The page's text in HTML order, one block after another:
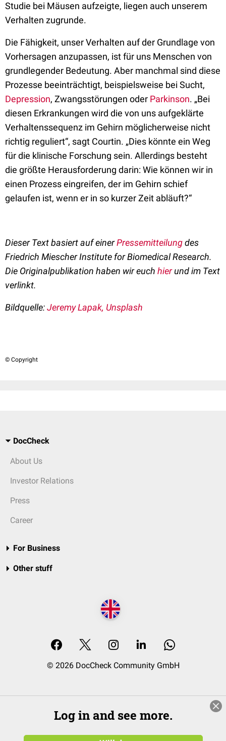
Studie bei Mäusen aufzeigte, liegen auch unserem
Verhalten zugrunde.
Die Fähigkeit, unser Verhalten auf der Grundlage von
Vorhersagen anzupassen, ist für uns Menschen von
grundlegender Bedeutung. Aber manchmal sind diese
Prozesse beeinträchtigt, beispielsweise bei Sucht,
Depression, Zwangsstörungen oder Parkinson. „Bei
diesen Erkrankungen wird die von uns aufgeklärte
Verhaltenssequenz im Gehirn möglicherweise nicht
richtig reguliert“, sagt Courtin. „Dies könnte ein Weg
für die klinische Forschung sein. Allerdings besteht
die größte Herausforderung darin: Wie können wir in
einen Prozess eingreifen, der im Gehirn schief
gelaufen ist, wenn er in so kurzer Zeit abläuft?“
Dieser Text basiert auf einerPressemitteilungdes
Friedrich Miescher Institute for Biomedical Research.
Die Originalpublikation haben wir euch hierund im Text
verlinkt.
Bildquelle:Jeremy Lapak, Unsplash
© Copyright
DocCheck
About Us
Investor Relations
Press
Career
For Business
Other stuff
© 2026 DocCheck Community GmbH
Log in and see more.